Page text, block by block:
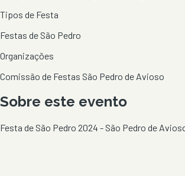
Tipos de Festa
Festas de São Pedro
Organizações
Comissão de Festas São Pedro de Avioso
Sobre este evento
Festa de São Pedro 2024 - São Pedro de